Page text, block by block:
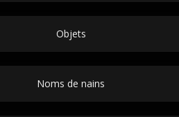
Objets
Noms de nains